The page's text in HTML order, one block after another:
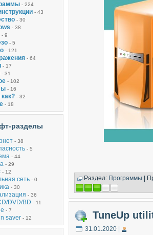
- 224
- 43
- 30
- 38
- 9
- 5
- 121
- 64
- 17
- 31
- 102
- 16
- 32
- 18
разделы
- 38
- 5
- 44
- 29
- 12
сеть - 0
- 30
- 36
DVD/BD - 11
- 7
saver - 12
Раздел: Программы |
TuneUp
31.01.2020 |